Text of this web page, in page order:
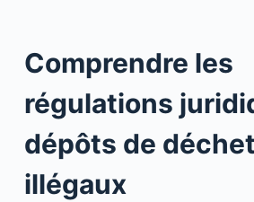
Comprendre les
régulations
dépôts de
illégaux